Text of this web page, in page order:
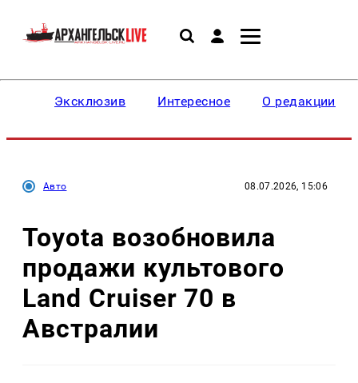
Эксклюзив Интересное О редакции
Авто 08.07.2026, 15:06
Toyota возобновила
продажи культового
Land Cruiser 70 в
Австралии